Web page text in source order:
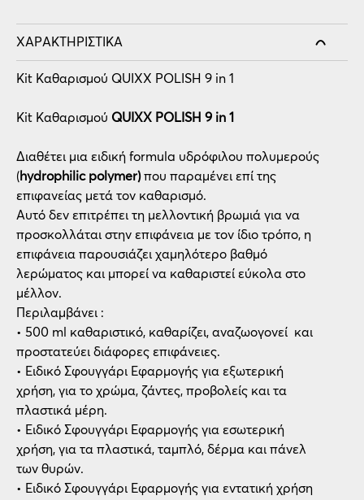
ΧΑΡΑΚΤΗΡΙΣΤΙΚΆ
Kit Καθαρισμού QUIXX POLISH 9 in 1
Kit Καθαρισμού QUIXX POLISH 9 in 1
Διαθέτει μια ειδική formula υδρόφιλου πολυμερούς
(hydrophilic polymer)που παραμένει επί της
επιφανείας μετά τον καθαρισμό.
Αυτό δεν επιτρέπει τη μελλοντική βρωμιά για να
προσκολλάται στην επιφάνεια με τον ίδιο τρόπο, η
επιφάνεια παρουσιάζει χαμηλότερο βαθμό
λερώματος και μπορεί να καθαριστεί εύκολα στο
μέλλον.
Περιλαμβάνει :
• 500 ml καθαριστικό, καθαρίζει, αναζωογονεί και
προστατεύει διάφορες επιφάνειες.
• Ειδικό Σφουγγάρι Εφαρμογής για εξωτερική
χρήση, για το χρώμα, ζάντες, προβολείς και τα
πλαστικά μέρη.
• Ειδικό Σφουγγάρι Εφαρμογής για εσωτερική
χρήση, για τα πλαστικά, ταμπλό, δέρμα και πάνελ
των θυρών.
• Ειδικό Σφουγγάρι Εφαρμογής για εντατική χρήση